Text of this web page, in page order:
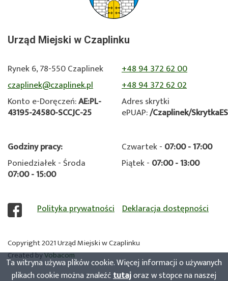
Urząd Miejski w Czaplinku
Rynek 6, 78-550 Czaplinek
czaplinek@czaplinek.pl
Konto e-Doręczeń:AE:PL-
43195-24580-SCCJC-25
+48 94 372 62 00
+48 94 372 62 02
Adres skrytki
ePUAP:/Czaplinek/
Godziny pracy:
Poniedziałek - Środa
07:00 - 15:00
Czwartek - 07:00 - 17:00
Piątek - 07:00 - 13:00
Polityka prywatności Deklaracja dostępności
Copyright 2021 Urząd Miejski w Czaplinku
Created byOtworzy
się
Vobacom
Ta witryna używa plików cookie. Więcej informacji o używanych
plikach cookie można znaleźćtutajoraz w stopce na naszej